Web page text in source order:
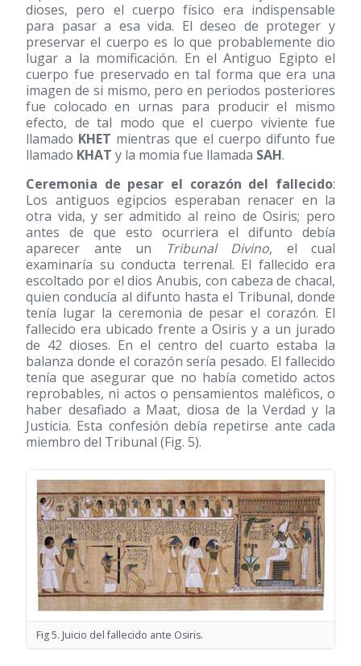
dioses, pero el cuerpo físico era indispensable
para pasar a esa vida. El deseo de proteger y
preservar el cuerpo es lo que probablemente dio
lugar a la momificación. En el Antiguo Egipto el
cuerpo fue preservado en tal forma que era una
imagen de si mismo, pero en periodos posteriores
fue colocado en urnas para producir el mismo
efecto, de tal modo que el cuerpo viviente fue
llamado KHET mientras que el cuerpo difunto fue
llamado KHAT y la momia fue llamada SAH.
Ceremonia de pesar el corazón del fallecido:
Los antiguos egipcios esperaban renacer en la
otra vida, y ser admitido al reino de Osiris; pero
antes de que esto ocurriera el difunto debía
aparecer ante un
Tribunal Divino, el cual
examinaría su conducta terrenal. El fallecido era
escoltado por el dios Anubis, con cabeza de chacal,
quien conducía al difunto hasta el Tribunal, donde
tenía lugar la ceremonia de pesar el corazón. El
fallecido era ubicado frente a Osiris y a un jurado
de 42 dioses. En el centro del cuarto estaba la
balanza donde el corazón sería pesado. El fallecido
tenía que asegurar que no había cometido actos
reprobables, ni actos o pensamientos maléficos, o
haber desafiado a Maat, diosa de la Verdad y la
Justicia. Esta confesión debía repetirse ante cada
miembro del Tribunal (Fig. 5).
Fig 5. Juicio del fallecido ante Osiris.